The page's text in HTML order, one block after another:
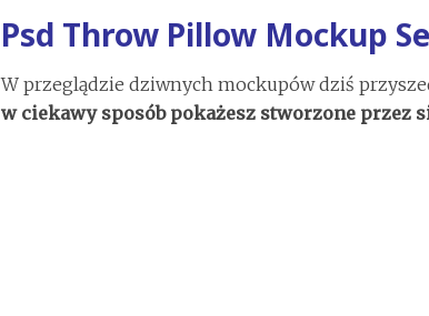
Psd Throw Pillow Mockup
W przeglądzie dziwnych mockupów dziś
w ciekawy sposób pokażesz stworzone przez